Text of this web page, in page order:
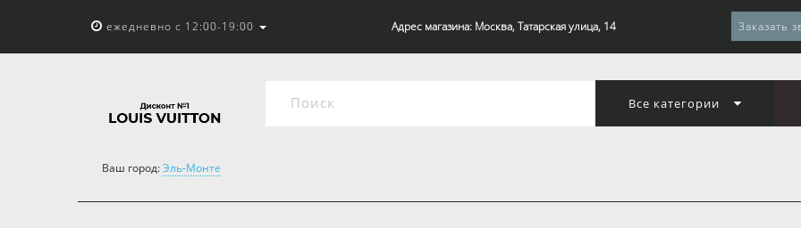
ежедневно с 12:00-19:00 Адрес магазина: Москва, Татарская улица, 14 Заказать
Все категории
Ваш город:Эль-Монте